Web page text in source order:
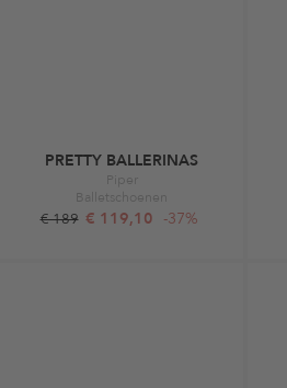
PRETTY BALLERINAS
Piper
Balletschoenen
€ 189 € 119,10 -37%